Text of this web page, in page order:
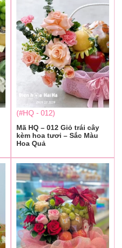
(#HQ - 012)
Mã HQ – 012 Giỏ trái cây
kèm hoa tươi – Sắc Màu
Hoa Quả